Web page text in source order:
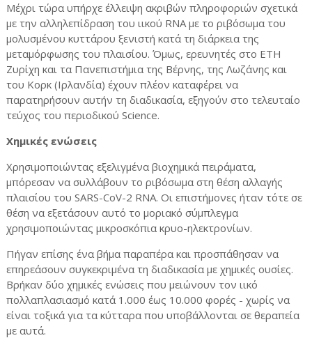
Μέχρι τώρα υπήρχε έλλειψη ακριβών πληροφοριών σχετικά
με την αλληλεπίδραση του ιικού RNA με το ριβόσωμα του
μολυσμένου κυττάρου ξενιστή κατά τη διάρκεια της
μεταμόρφωσης του πλαισίου. Όμως, ερευνητές στο ETH
Ζυρίχη και τα Πανεπιστήμια της Βέρνης, της Λωζάνης και
του Κορκ (Ιρλανδία) έχουν πλέον καταφέρει να
παρατηρήσουν αυτήν τη διαδικασία, εξηγούν στο τελευταίο
τεύχος του περιοδικού Science.
Χημικές ενώσεις
Χρησιμοποιώντας εξελιγμένα βιοχημικά πειράματα,
μπόρεσαν να συλλάβουν το ριβόσωμα στη θέση αλλαγής
πλαισίου του SARS-CoV-2 RNA. Οι επιστήμονες ήταν τότε σε
θέση να εξετάσουν αυτό το μοριακό σύμπλεγμα
χρησιμοποιώντας μικροσκόπια κρυο-ηλεκτρονίων.
Πήγαν επίσης ένα βήμα παραπέρα και προσπάθησαν να
επηρεάσουν συγκεκριμένα τη διαδικασία με χημικές ουσίες.
Βρήκαν δύο χημικές ενώσεις που μειώνουν τον ιικό
πολλαπλασιασμό κατά 1.000 έως 10.000 φορές - χωρίς να
είναι τοξικά για τα κύτταρα που υποβάλλονται σε θεραπεία
με αυτά.